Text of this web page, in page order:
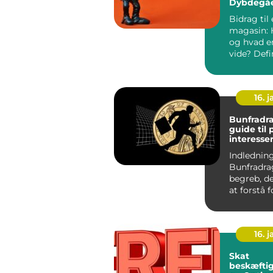
Bidrag til
magasin:
og hvad
vide? Definition og
16.
guide til
begreb,
at forstå
16.
Skat